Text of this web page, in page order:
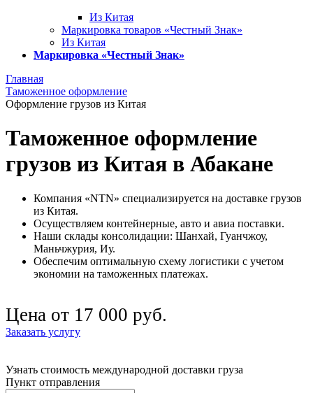
Из Китая
Маркировка товаров «Честный Знак»
Из Китая
Маркировка «Честный Знак»
Главная
Таможенное оформление
Оформление грузов из Китая
Таможенное оформление
грузов из Китая в Абакане
Компания «NTN» специализируется на доставке грузов
из Китая.
Осуществляем контейнерные, авто и авиа поставки.
Наши склады консолидации: Шанхай, Гуанчжоу,
Маньчжурия, Иу.
Обеспечим оптимальную схему логистики с учетом
экономии на таможенных платежах.
Цена от 17 000 руб.
Заказать услугу
Узнать стоимость международной доставки груза
Пункт отправления